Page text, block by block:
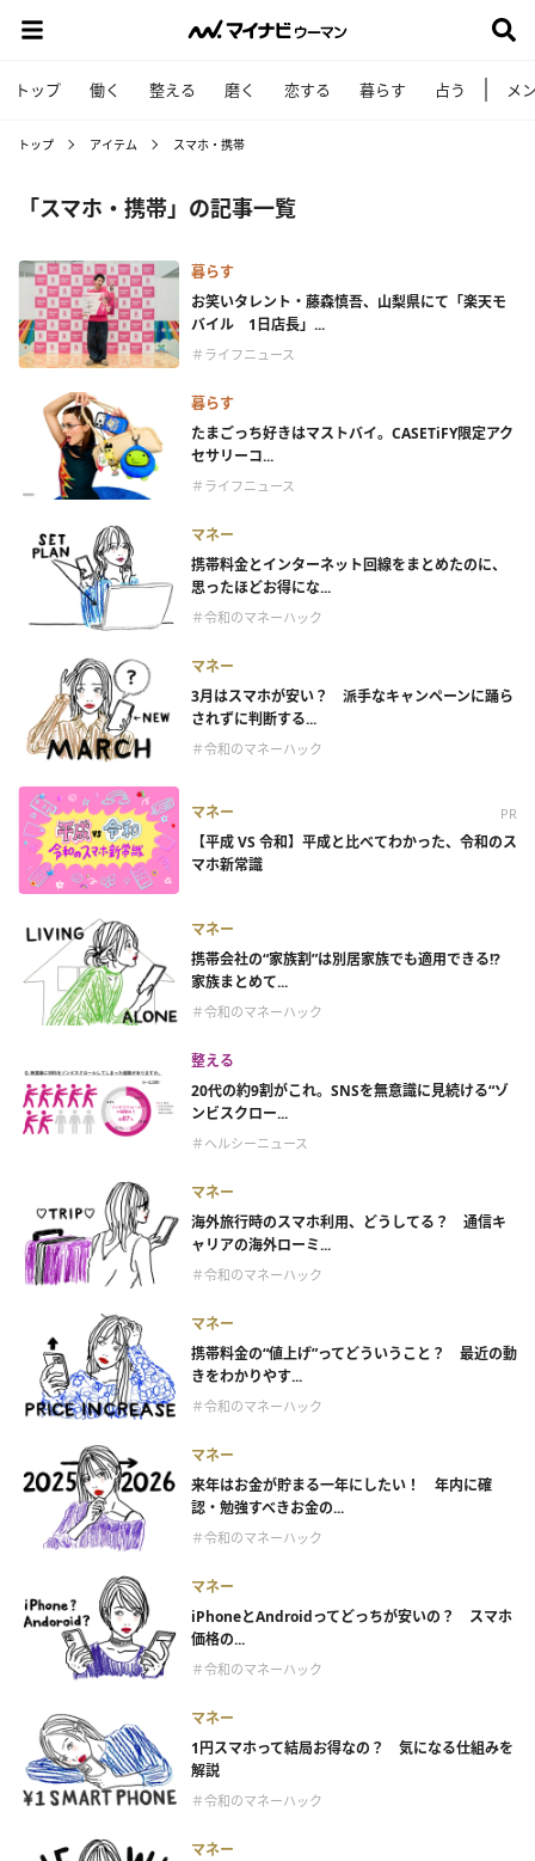
トップ 働く 整える 磨く 恋する 暮らす 占う メ
トップ アイテム スマホ・携帯
「スマホ・携帯」の記事一覧
暮らす
お笑いタレント・藤森慎吾、山梨県にて「楽天モ
バイル 1日店長」...
＃ライフニュース
暮らす
たまごっち好きはマストバイ。CASETiFY限定アク
セサリーコ...
＃ライフニュース
マネー
携帯料金とインターネット回線をまとめたのに、
思ったほどお得にな...
＃令和のマネーハック
マネー
3月はスマホが安い？ 派手なキャンペーンに踊ら
されずに判断する...
＃令和のマネーハック
マネー PR
【平成 VS 令和】平成と比べてわかった、令和のス
マホ新常識
マネー
携帯会社の“家族割”は別居家族でも適用できる!?
家族まとめて...
＃令和のマネーハック
整える
20代の約9割がこれ。SNSを無意識に見続ける“ゾ
ンビスクロー...
＃ヘルシーニュース
マネー
海外旅行時のスマホ利用、どうしてる？ 通信キ
ャリアの海外ローミ...
＃令和のマネーハック
マネー
携帯料金の“値上げ”ってどういうこと？ 最近の動
きをわかりやす...
＃令和のマネーハック
マネー
来年はお金が貯まる一年にしたい！ 年内に確
認・勉強すべきお金の...
＃令和のマネーハック
マネー
iPhoneとAndroidってどっちが安いの？ スマホ
価格の...
＃令和のマネーハック
マネー
1円スマホって結局お得なの？ 気になる仕組みを
解説
＃令和のマネーハック
マネー